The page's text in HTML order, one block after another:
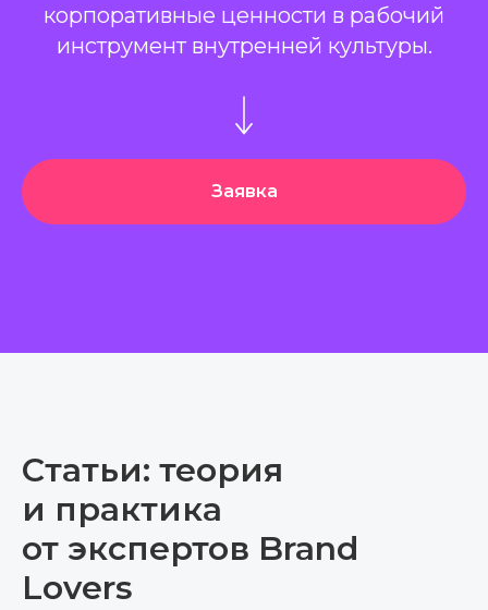
корпоративные ценности в рабочий
инструмент внутренней культуры.
Заявка
Статьи: теория
и практика
от экспертов Brand
Lovers